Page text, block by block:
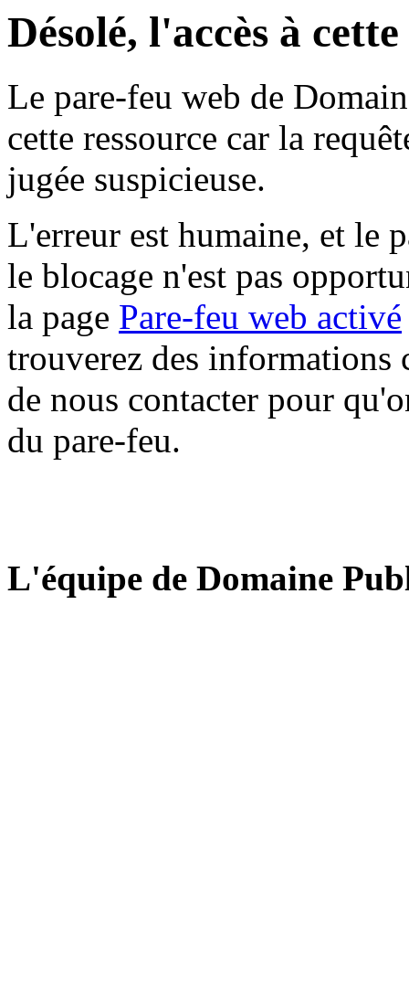
Désolé, l'accès à
Le pare-feu web de
cette ressource car la
jugée suspicieuse.
L'erreur est humaine, et le
le blocage n'est pas
la page Pare-feu web activé
trouverez des informations
de nous contacter pour
du pare-feu.
L'équipe de Domaine